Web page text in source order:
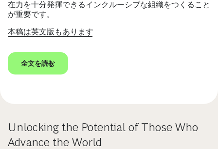
在力を十分発揮できるインクルーシブな組織をつくること
が重要です。
本稿は英文版もあります
全文を読む
Unlocking the Potential of Those Who
Advance the World